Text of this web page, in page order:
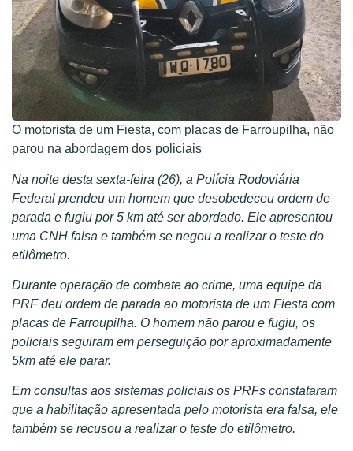
O motorista de um Fiesta, com placas de Farroupilha, não
parou na abordagem dos policiais
Na noite desta sexta-feira (26), a Polícia Rodoviária
Federal prendeu um homem que desobedeceu ordem de
parada e fugiu por 5 km até ser abordado. Ele apresentou
uma CNH falsa e também se negou a realizar o teste do
etilômetro.
Durante operação de combate ao crime, uma equipe da
PRF deu ordem de parada ao motorista de um Fiesta com
placas de Farroupilha. O homem não parou e fugiu, os
policiais seguiram em perseguição por aproximadamente
5km até ele parar.
Em consultas aos sistemas policiais os PRFs constataram
que a habilitação apresentada pelo motorista era falsa, ele
também se recusou a realizar o teste do etilômetro.